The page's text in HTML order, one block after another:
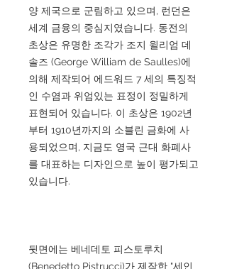
양 제국으로 군림하고 있으며, 런던은
세계 금융의 중심지였습니다. 동전의
초상은 유명한 조각가 조지 윌리엄 데
솔즈 (George William de Saulles)에
의해 제작되어 에드워드 7 세의 특징적
인 수염과 위엄있는 표정이 정밀하게
표현되어 있습니다. 이 초상은 1902년
부터 1910년까지의 소블린 금화에 사
용되었으며, 지금도 영국 근대 화폐사
를 대표하는 디자인으로 높이 평가되고
있습니다.
뒷면에는 베네데토 피스토루치
(Benedetto Pistrucci)가 제작한 "세인